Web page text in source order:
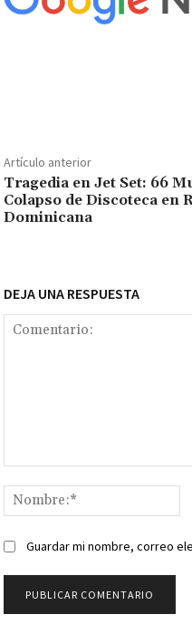
Artículo anterior
Tragedia en Jet Set: 66
Colapso de Discoteca en
Dominicana
DEJA UNA RESPUESTA
Guardar mi nombre, correo